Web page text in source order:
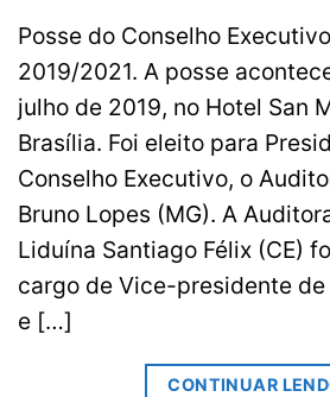
Posse do Conselho
2019/2021. A posse
julho de 2019, no Hotel San
Brasília. Foi eleito para
Conselho Executivo, o
Bruno Lopes (MG). A
Liduína Santiago Félix (CE)
cargo de Vice-presidente
e […]
CONTINUAR